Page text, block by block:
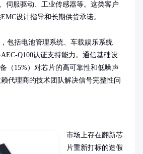
伺服驱动、工业传感器等。这类客户
设计指导和长期供货承诺。
包括电池管理系统、车载娱乐系统
Q100认证支持能力。通信基础设
（15%）对芯片的高可靠性和低噪声
代理商的技术团队解决信号完整性问
市场上存在翻新芯
片重新打标的造假